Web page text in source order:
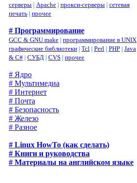
серверы | Apache | прокси-серверы | сетевая
печать | прочее
# Программирование
GCC & GNU make | программирование в UNIX
графические библиотеки | Tcl | Perl | PHP | Java
& C# | СУБД | CVS | прочее
# Ядро
# Мультимедиа
# Интернет
# Почта
# Безопасность
# Железо
# Разное
# Linux HowTo (как сделать)
# Книги и руководства
# Материалы на английском языке